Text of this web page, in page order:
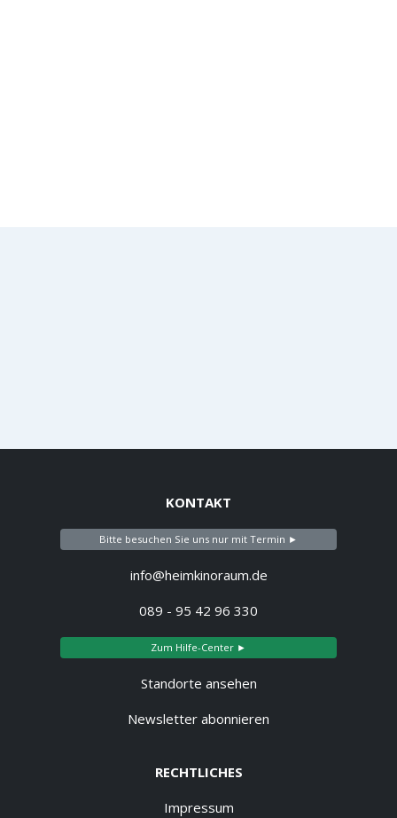
KONTAKT
Bitte besuchen Sie uns nur mit Termin ►
info@heimkinoraum.de
089 - 95 42 96 330
Zum Hilfe-Center ►
Standorte ansehen
Newsletter abonnieren
RECHTLICHES
Impressum